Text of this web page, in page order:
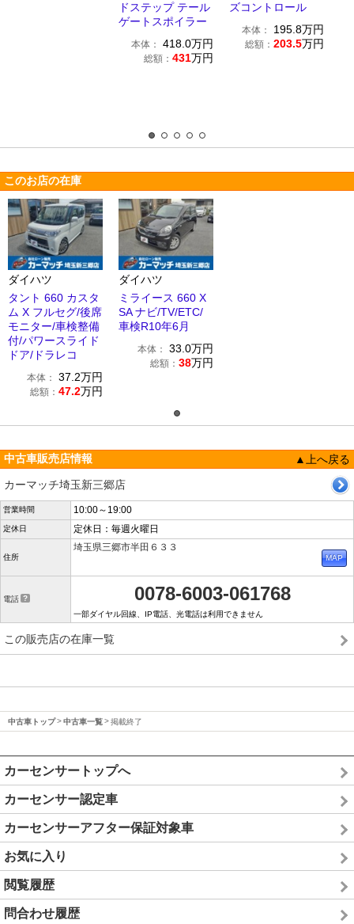
ドステップ テール
ゲートスポイラー
本体： 418.0万円
総額： 431万円
ズコントロール
本体： 195.8万円
総額： 203.5万円
このお店の在庫
ダイハツ
タント 660 カスタ
ム X フルセグ/後席
モニター/車検整備
付/パワースライド
ドア/ドラレコ
本体： 37.2万円
総額： 47.2万円
ダイハツ
ミライース 660 X
SA ナビ/TV/ETC/
車検R10年6月
本体： 33.0万円
総額： 38万円
中古車販売店情報
▲上へ戻る
カーマッチ埼玉新三郷店
営業時間 10:00～19:00
定休日 定休日：毎週火曜日
住所
埼玉県三郷市半田６３３
電話 0078-6003-061768
一部ダイヤル回線、IP電話、光電話は利用できません
この販売店の在庫一覧
中古車トップ 中古車一覧 掲載終了
カーセンサートップへ
カーセンサー認定車
カーセンサーアフター保証対象車
お気に入り
閲覧履歴
問合わせ履歴